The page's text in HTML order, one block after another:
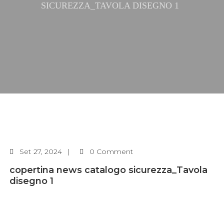
SICUREZZA_TAVOLA DISEGNO 1
Set 27, 2024 0 Comment
copertina news catalogo sicurezza_Tavola
disegno 1